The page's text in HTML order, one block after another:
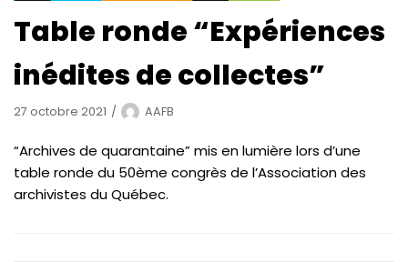
Table ronde “Expériences
inédites de collectes”
27 octobre 2021 AAFB
“Archives de quarantaine” mis en lumière lors d’une
table ronde du 50ème congrès de l’Association des
archivistes du Québec.